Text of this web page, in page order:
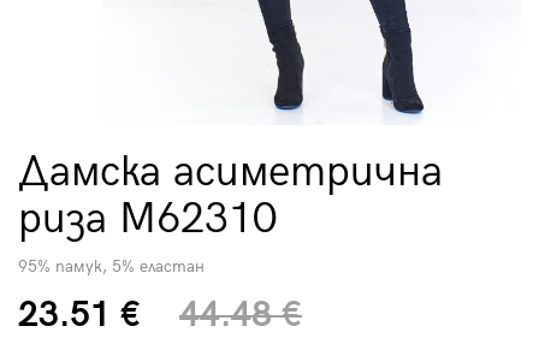
Дамска асиметрична
риза M62310
95% памук, 5% еластан
23.51 €
44.48 €